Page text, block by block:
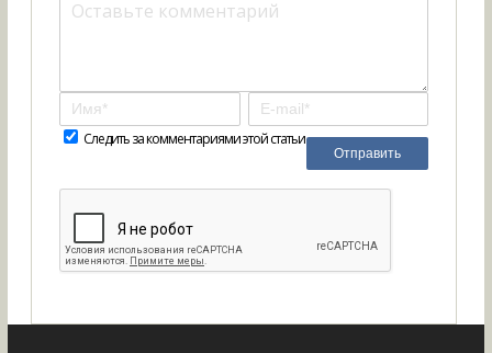
Следить за комментариями этой статьи